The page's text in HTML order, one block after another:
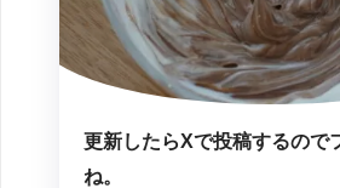
更新したらXで投稿するので
ね。